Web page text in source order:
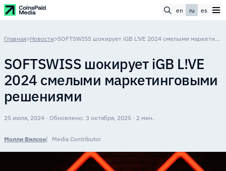
en ru es
Главная>Новости> SOFTSWISS шокирует iGB L!VE 2024 смелыми маркетинговыми решениями
SOFTSWISS шокирует iGB L!VE
2024 смелыми маркетинговыми
решениями
25 июля, 2024 · Обновлено: 3 октября, 2025 · 2 мин.
Молли Вилсон Media Contributor